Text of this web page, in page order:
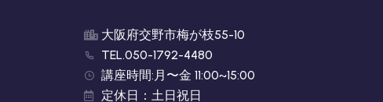
大阪府交野市梅が枝55-10
TEL.050-1792-4480
講座時間:月〜金 11:00~15:00
定休日：土日祝日